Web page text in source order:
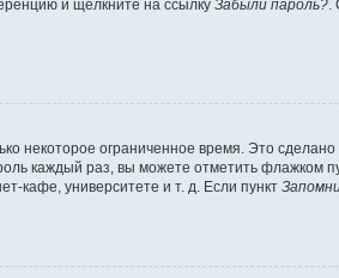
и щёлкните на ссылку Забыли пароль?
некоторое ограниченное время. Это сделано
каждый раз, вы можете отметить флажком
кафе, университете и т. д. Если пункт